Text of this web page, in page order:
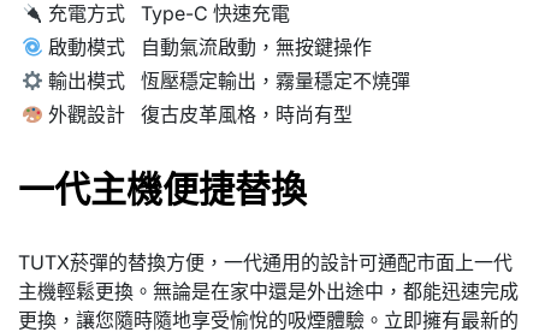
充電方式
Type-C 快速充電
啟動模式
自動氣流啟動，無按鍵操作
輸出模式
恆壓穩定輸出，霧量穩定不燒彈
外觀設計
復古皮革風格，時尚有型
一代主機便捷替換
TUTX菸彈的替換方便，一代通用的設計可通配市面上一代
主機輕鬆更換。無論是在家中還是外出途中，都能迅速完成
更換，讓您隨時隨地享受愉悅的吸煙體驗。立即擁有最新的